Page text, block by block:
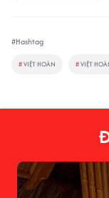
#Hashtag
#VIỆT HOÀN #VIỆT